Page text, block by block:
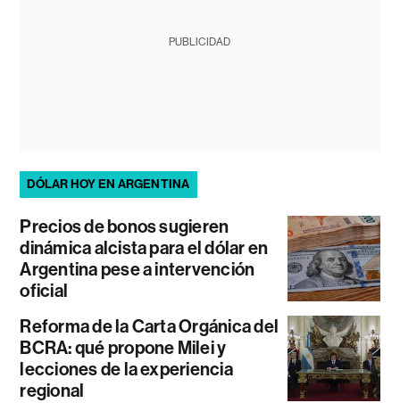
PUBLICIDAD
DÓLAR HOY EN ARGENTINA
Precios de bonos sugieren
dinámica alcista para el dólar en
Argentina pese a intervención
oficial
Reforma de la Carta Orgánica del
BCRA: qué propone Milei y
lecciones de la experiencia
regional